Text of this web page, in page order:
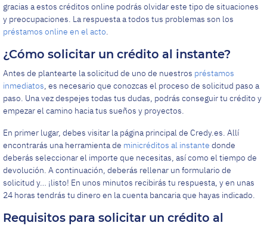
gracias a estos créditos online podrás olvidar este tipo de situaciones
y preocupaciones. La respuesta a todos tus problemas son los
préstamos online en el acto.
¿Cómo solicitar un crédito al instante?
Antes de plantearte la solicitud de uno de nuestros préstamos
inmediatos, es necesario que conozcas el proceso de solicitud paso a
paso. Una vez despejes todas tus dudas, podrás conseguir tu crédito y
empezar el camino hacia tus sueños y proyectos.
En primer lugar, debes visitar la página principal de Credy.es. Allí
encontrarás una herramienta de minicréditos al instante donde
deberás seleccionar el importe que necesitas, así como el tiempo de
devolución. A continuación, deberás rellenar un formulario de
solicitud y… ¡listo! En unos minutos recibirás tu respuesta, y en unas
24 horas tendrás tu dinero en la cuenta bancaria que hayas indicado.
Requisitos para solicitar un crédito al